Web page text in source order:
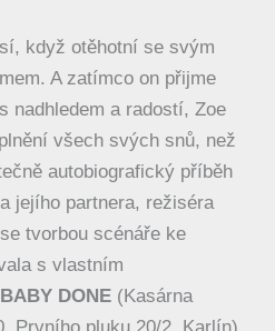
když otěhotní se svým
A zatímco on přijme
nadhledem a radostí, Zoe
všech svých snů, než
autobiografický příběh
jejího partnera, režiséra
tvorbou scénáře ke
s vlastním
DONE (Kasárna
Prvního pluku 20/2, Karlín)